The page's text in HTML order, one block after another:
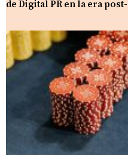
de Digital PR en la era